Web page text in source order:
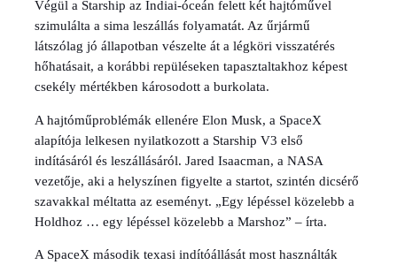
Végül a Starship az Indiai-óceán felett két hajtóművel
szimulálta a sima leszállás folyamatát. Az űrjármű
látszólag jó állapotban vészelte át a légköri visszatérés
hőhatásait, a korábbi repüléseken tapasztaltakhoz képest
csekély mértékben károsodott a burkolata.
A hajtóműproblémák ellenére Elon Musk, a SpaceX
alapítója lelkesen nyilatkozott a Starship V3 első
indításáról és leszállásáról. Jared Isaacman, a NASA
vezetője, aki a helyszínen figyelte a startot, szintén dicsérő
szavakkal méltatta az eseményt. „Egy lépéssel közelebb a
Holdhoz … egy lépéssel közelebb a Marshoz” – írta.
A SpaceX második texasi indítóállását most használták